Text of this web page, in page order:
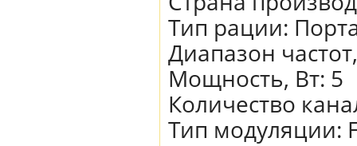
Тип рации:
Диапазон
Мощность, Вт: 5
Количество
Тип модуляции: